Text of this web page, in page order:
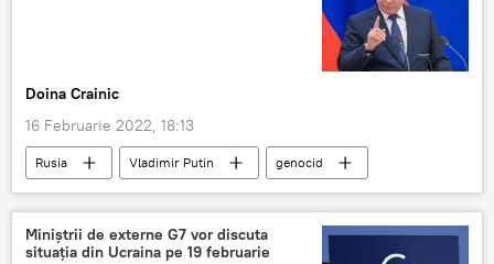
Doina Crainic
16 Februarie 2022, 18:13
Rusia Vladimir Putin genocid
Miniștrii de externe G7 vor discuta
situația din Ucraina pe 19 februarie